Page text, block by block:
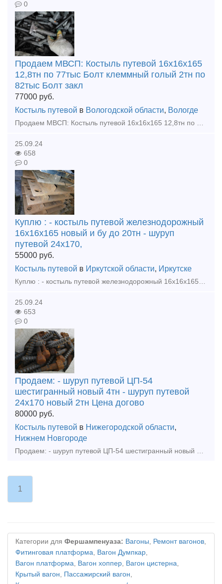
0
Продаем МВСП: Костыль путевой 16х16х165
12,8тн по 77тыс Болт клеммный голый 2тн по
82тыс Болт закл
77000 руб.
Костыль путевой в Вологодской области, Вологде
Продаем МВСП: Костыль путевой 16х16х165 12,8тн по 77тыс Болт клеммный голый 2тн по 82тыс Болт закладной голый 1,5тн по 82тыс Гайка м22 0,93тн по 106тыс Шуруп путевой 24х170 2,9тн по 78тыс
25.09.24
658
0
Куплю : - костыль путевой железнодорожный
16х16х165 новый и бу до 20тн - шуруп
путевой 24х170,
55000 руб.
Костыль путевой в Иркутской области, Иркутске
Куплю : - костыль путевой железнодорожный 16х16х165 новый и бу до 20тн - шуруп путевой 24х170, цп-54 новый и бу до 20тн - противоугон П65 новый и бу до 20тн - рельсы р65 новые, резерв, б
25.09.24
653
0
Продаем: - шуруп путевой ЦП-54
шестигранный новый 4тн - шуруп путевой
24х170 новый 2тн Цена догово
80000 руб.
Костыль путевой в Нижегородской области,
Нижнем Новгороде
Продаем: - шуруп путевой ЦП-54 шестигранный новый 4тн - шуруп путевой 24х170 новый 2тн Цена договорная. Покупаем: - рельс р65 новые, резерв, бу - накладка 1р65, 2р65, 1р50 новая, рез
1
Категории для Фершампенуаза: Вагоны, Ремонт вагонов,
Фитинговая платформа, Вагон Думпкар,
Вагон платформа, Вагон хоппер, Вагон цистерна,
Крытый вагон, Пассажирский вагон,